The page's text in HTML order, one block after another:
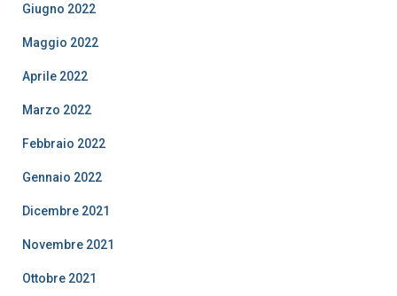
Giugno 2022
Maggio 2022
Aprile 2022
Marzo 2022
Febbraio 2022
Gennaio 2022
Dicembre 2021
Novembre 2021
Ottobre 2021